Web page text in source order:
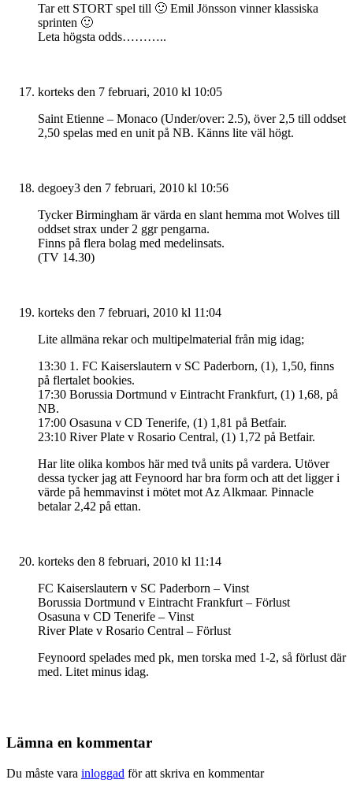
Tar ett STORT spel till 🙂 Emil Jönsson vinner klassiska
sprinten 🙂
Leta högsta odds………..
korteks den 7 februari, 2010 kl 10:05
Saint Etienne – Monaco (Under/over: 2.5), över 2,5 till oddset
2,50 spelas med en unit på NB. Känns lite väl högt.
degoey3 den 7 februari, 2010 kl 10:56
Tycker Birmingham är värda en slant hemma mot Wolves till
oddset strax under 2 ggr pengarna.
Finns på flera bolag med medelinsats.
(TV 14.30)
korteks den 7 februari, 2010 kl 11:04
Lite allmäna rekar och multipelmaterial från mig idag;
13:30 1. FC Kaiserslautern v SC Paderborn, (1), 1,50, finns
på flertalet bookies.
17:30 Borussia Dortmund v Eintracht Frankfurt, (1) 1,68, på
NB.
17:00 Osasuna v CD Tenerife, (1) 1,81 på Betfair.
23:10 River Plate v Rosario Central, (1) 1,72 på Betfair.
Har lite olika kombos här med två units på vardera. Utöver
dessa tycker jag att Feynoord har bra form och att det ligger i
värde på hemmavinst i mötet mot Az Alkmaar. Pinnacle
betalar 2,42 på ettan.
korteks den 8 februari, 2010 kl 11:14
FC Kaiserslautern v SC Paderborn – Vinst
Borussia Dortmund v Eintracht Frankfurt – Förlust
Osasuna v CD Tenerife – Vinst
River Plate v Rosario Central – Förlust
Feynoord spelades med pk, men torska med 1-2, så förlust där
med. Litet minus idag.
Lämna en kommentar
Du måste vara inloggad för att skriva en kommentar